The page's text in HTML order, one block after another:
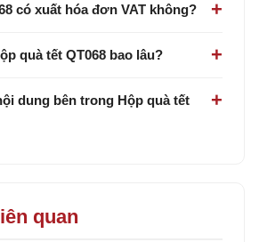
có xuất hóa đơn VAT không?
quà tết QT068 bao lâu?
dung bên trong Hộp quà tết
quan